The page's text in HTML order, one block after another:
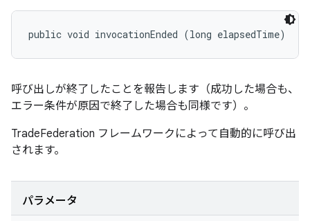
public void invocationEnded (long elapsedTime)
呼び出しが終了したことを報告します（成功した場合も、
エラー条件が原因で終了した場合も同様です）。
TradeFederation フレームワークによって自動的に呼び出
されます。
パラメータ